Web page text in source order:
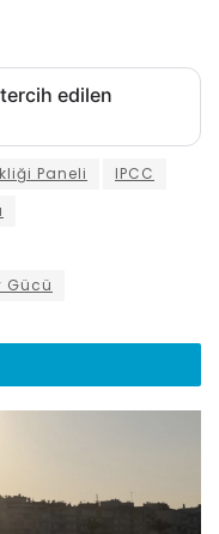
edilen
Paneli
IPCC
Gücü